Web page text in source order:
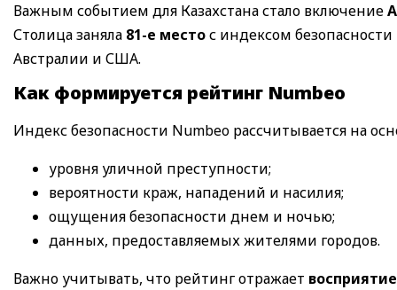
Важным событием для Казахстана стало включение
Столица заняла 81-е местос индексом безопасности
Австралии и США.
Как формируется рейтинг Numbeo
Индекс безопасности Numbeo рассчитывается на
уровня уличной преступности;
вероятности краж, нападений и насилия;
ощущения безопасности днем и ночью;
данных, предоставляемых жителями городов.
Важно учитывать, что рейтинг отражает